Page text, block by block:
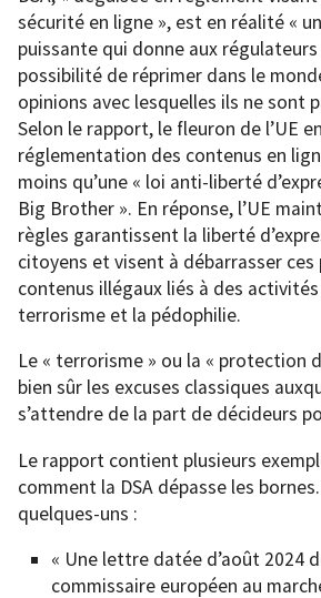
sécurité en ligne », est en réalité «
puissante qui donne aux
possibilité de réprimer dans le
opinions avec lesquelles ils ne sont
Selon le rapport, le fleuron de l’UE
réglementation des contenus en
moins qu’une « loi anti-liberté
Big Brother ». En réponse, l’UE
règles garantissent la liberté
citoyens et visent à débarrasser
contenus illégaux liés à des
terrorisme et la pédophilie.
Le « terrorisme » ou la « protection
bien sûr les excuses classiques
s’attendre de la part de décideurs
Le rapport contient plusieurs
comment la DSA dépasse les
quelques-uns :
« Une lettre datée d’août 2024
commissaire européen au